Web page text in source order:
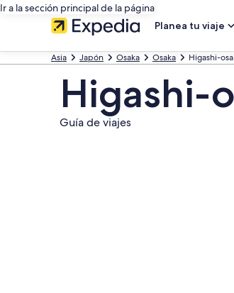
Ir a la sección principal de la página
Planea tu viaje
Asia Japón Osaka Osaka Higashi-
Higashi-
Guía de viajes